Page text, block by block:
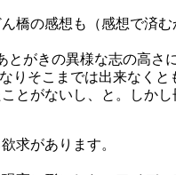
橋の感想も（感想で済む
とがきの異様な志の高さ
りそこまでは出来なくと
とがないし、と。しか
求があります。